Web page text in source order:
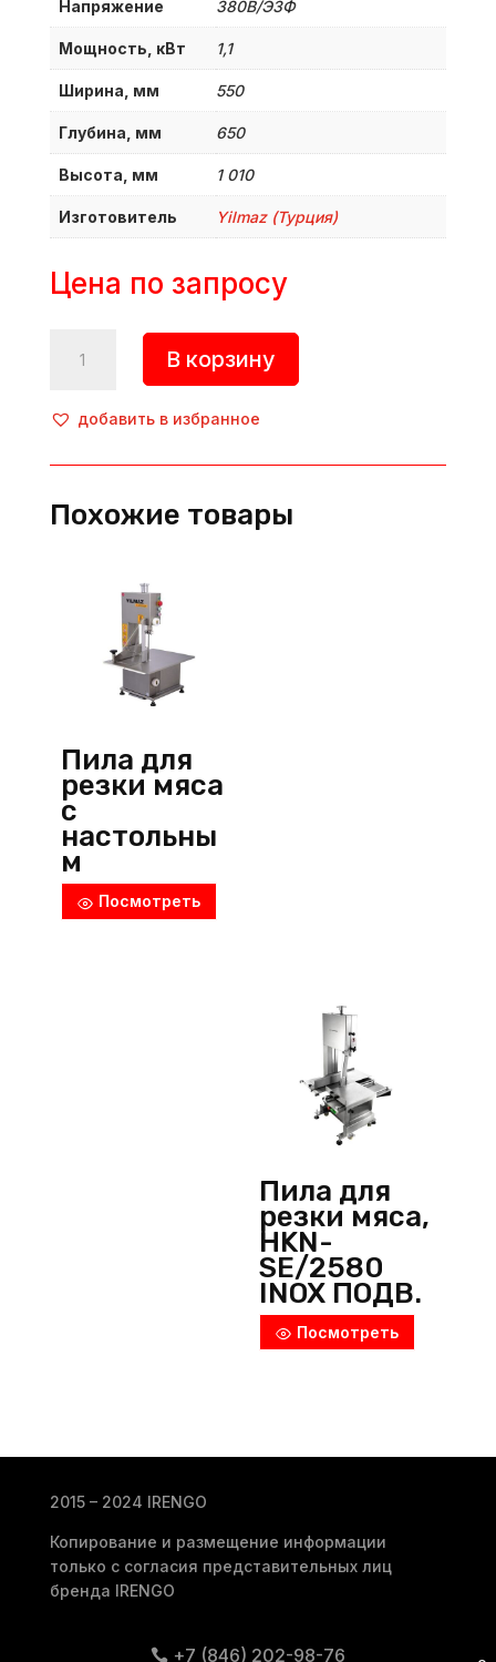
Напряжение 380B/Э3Ф
Мощность, кВт 1,1
Ширина, мм 550
Глубина, мм 650
Высота, мм 1 010
Изготовитель Yilmaz (Турция)
Цена по запросу
товара
для
мяса
настольным
(Турция)
В корзину
добавить в избранное
Похожие товары
Пила для
резки мяса
с
настольны
м
тормозом,
KTPF 184
Посмотреть
Пила для
резки мяса,
HKN-
SE/2580
INOX ПОДВ.
СТОЛ,
Hurakan
Посмотреть
2015 – 2024 IRENGO
Копирование и размещение информации
только с согласия представительных лиц
бренда IRENGO
+7 (846) 202-98-76